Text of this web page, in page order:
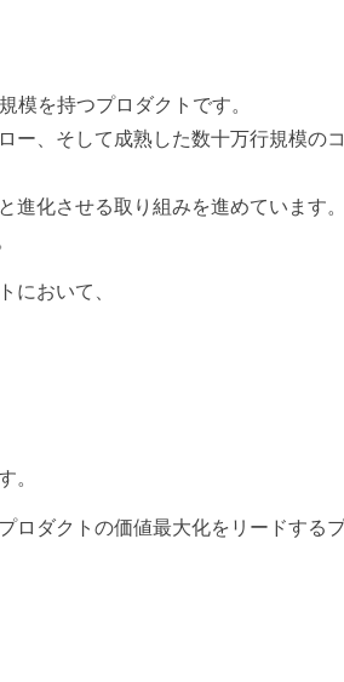
を持つプロダクトです。
ー、そして成熟した数十万行規模の
化させる取り組みを進めています。
おいて、
ロダクトの価値最大化をリードする